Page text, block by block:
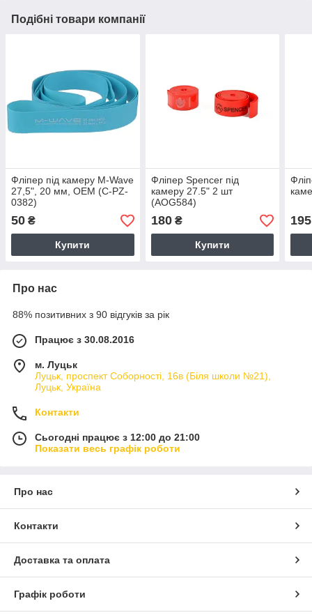
Подібні товари компанії
Фліпер під камеру M-Wave
27,5", 20 мм, ОЕМ (C-PZ-
0382)
50 ₴
Купити
Фліпер Spencer під
камеру 27.5" 2 шт
(AOG584)
180₴
Купити
195
Про нас
88% позитивних з 90 відгуків за рік
Працює з 30.08.2016
м. Луцьк
Луцьк, проспект Соборності, 16в (Біля школи №21),
Луцьк, Україна
Контакти
Сьогодні працює з 12:00 до 21:00
Показати весь графік роботи
Про нас
Контакти
Доставка та оплата
Графік роботи